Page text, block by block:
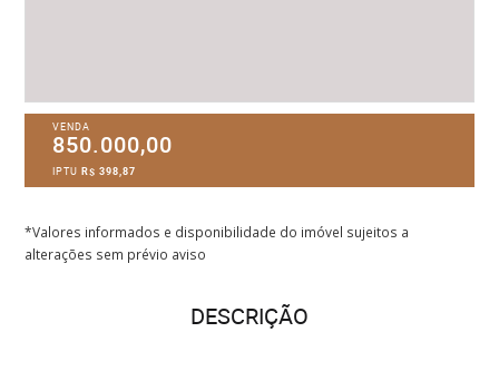
VENDA
850.000,00
IPTUR$ 398,87
*Valores informados e disponibilidade do imóvel sujeitos a
alterações sem prévio aviso
DESCRIÇÃO